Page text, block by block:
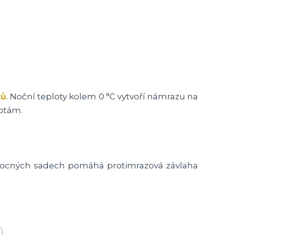
. Noční teploty kolem 0 °C vytvoří námrazu na
sadech pomáhá protimrazová závlaha